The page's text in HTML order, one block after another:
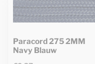
Paracord 275 2MM
Navy Blauw